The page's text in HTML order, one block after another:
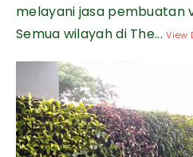
melayani jasa pembuatan
Semua wilayah di The...View